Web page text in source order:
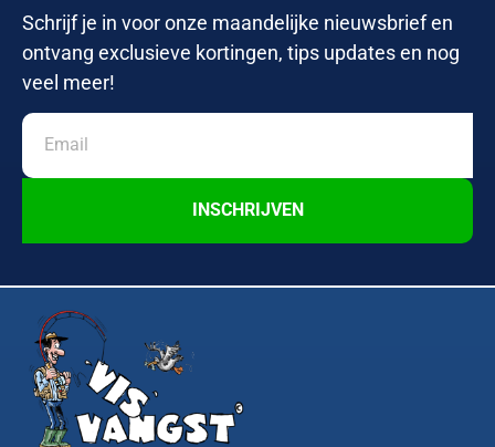
Schrijf je in voor onze maandelijke nieuwsbrief en
ontvang exclusieve kortingen, tips updates en nog
veel meer!
INSCHRIJVEN